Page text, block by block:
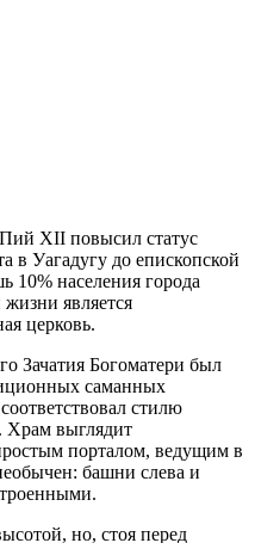
XII повысил статус
в Уагадугу до епископской
10% населения города
является
церковь.
Зачатия Богоматери был
саманных
стилю
Храм выглядит
порталом, ведущим в
башни слева и
но, стоя перед